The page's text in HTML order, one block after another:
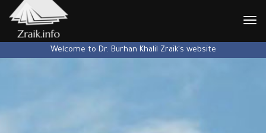
Welcome to Dr. Burhan Khalil Zraik's website